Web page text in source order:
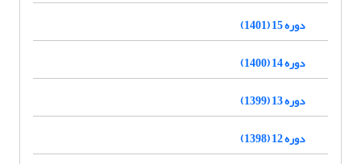
دوره 15 (1401)
دوره 14 (1400)
دوره 13 (1399)
دوره 12 (1398)